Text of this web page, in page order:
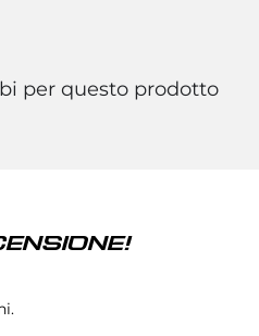
per questo prodotto